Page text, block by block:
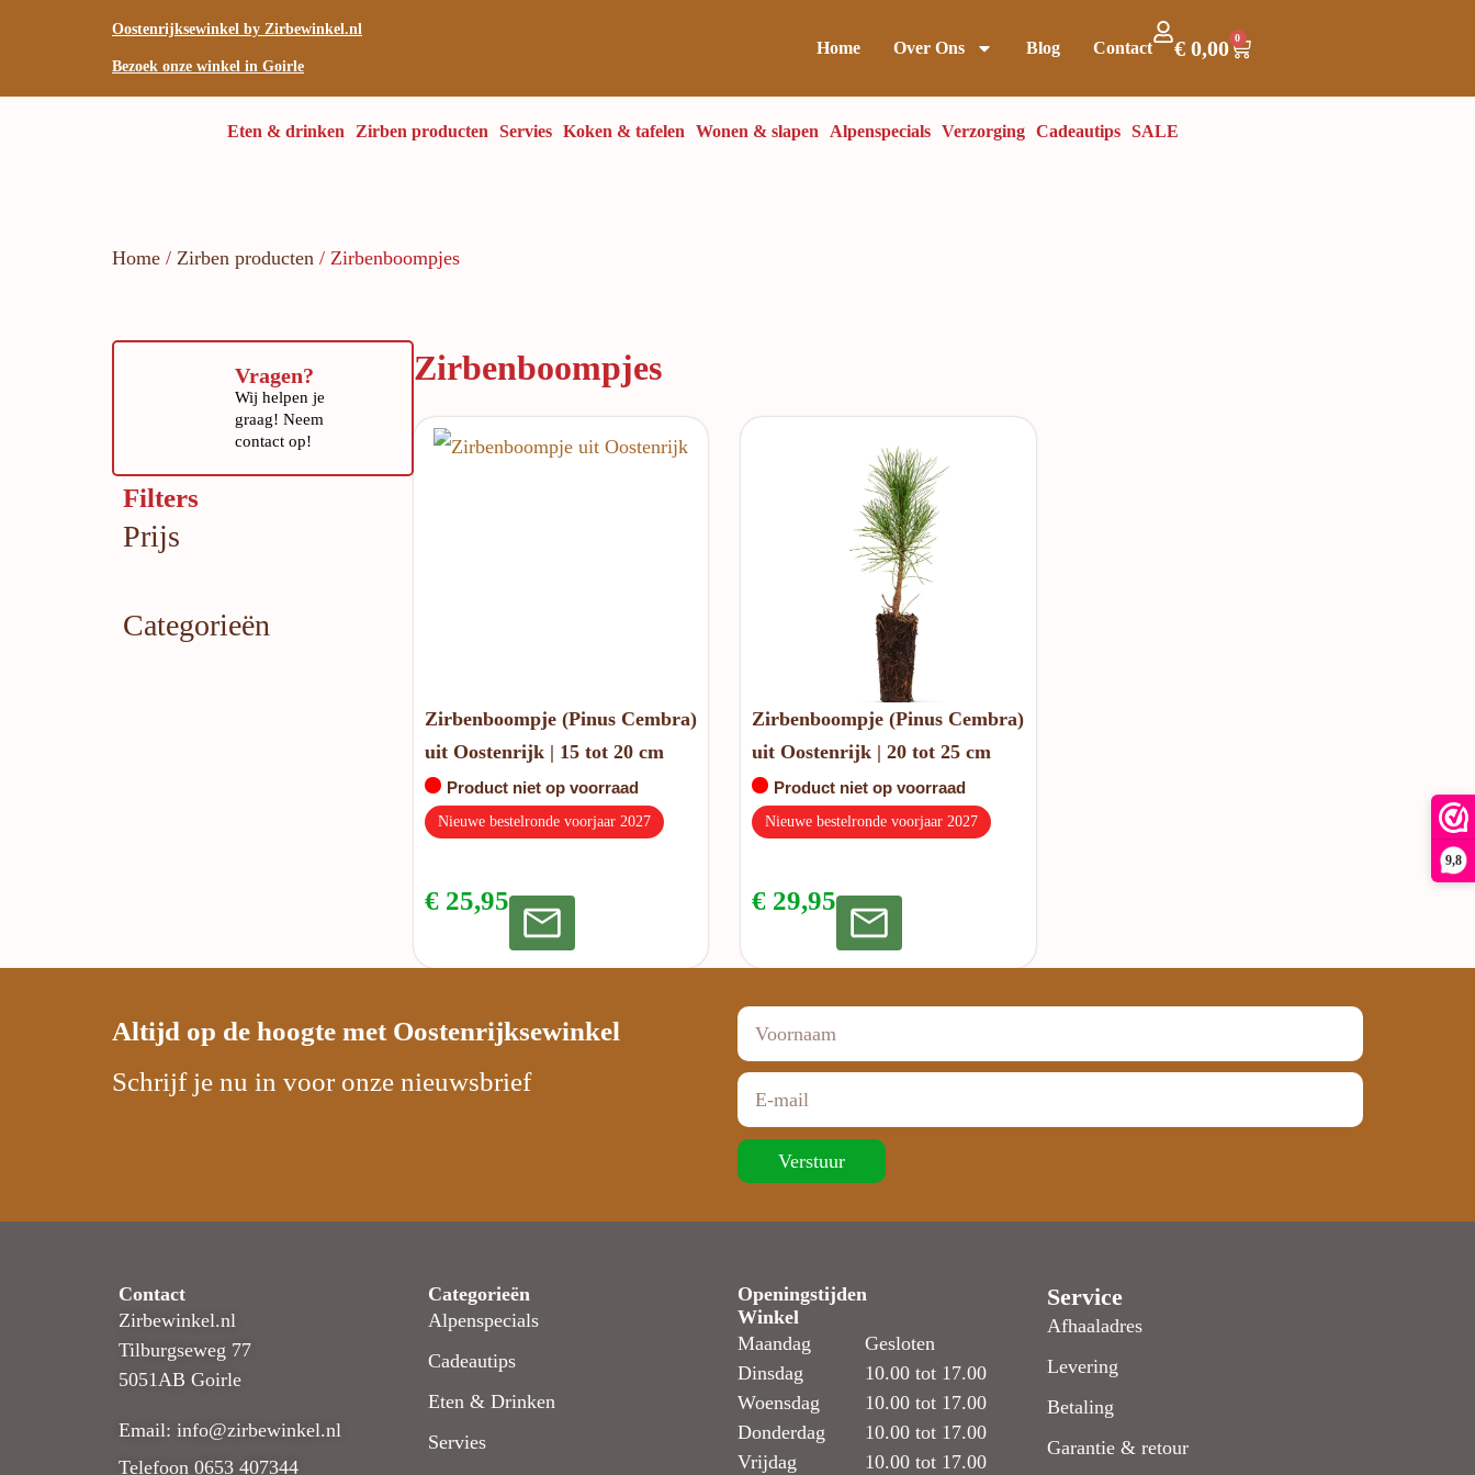
9,8
Oostenrijksewinkel by Zirbewinkel.nl
Bezoek onze winkel in Goirle
Home Over Ons Blog Contact €0,00 0
Eten & drinken Zirben producten Servies Koken & tafelen Wonen & slapen Alpenspecials Verzorging Cadeautips SALE
Home / Zirben producten / Zirbenboompjes
Vragen?
Wij helpen je
graag! Neem
contact op!
Filters
Prijs
Categorieën
Zirbenboompjes
Zirbenboompje (Pinus Cembra)
uit Oostenrijk | 15 tot 20 cm
Product niet op voorraad
Nieuwe bestelronde voorjaar 2027
€ 25,95
Zirbenboompje (Pinus Cembra)
uit Oostenrijk | 20 tot 25 cm
Product niet op voorraad
Nieuwe bestelronde voorjaar 2027
€ 29,95
Altijd op de hoogte met Oostenrijksewinkel
Schrijf je nu in voor onze nieuwsbrief
Verstuur
Contact
Zirbewinkel.nl
Tilburgseweg 77
5051AB Goirle
Email: info@zirbewinkel.nl
Telefoon 0653 407344
Categorieën
Alpenspecials
Cadeautips
Eten & Drinken
Servies
Openingstijden
Winkel
Maandag
Dinsdag
Woensdag
Donderdag
Vrijdag
Gesloten
10.00 tot 17.00
10.00 tot 17.00
10.00 tot 17.00
10.00 tot 17.00
Service
Afhaaladres
Levering
Betaling
Garantie & retour